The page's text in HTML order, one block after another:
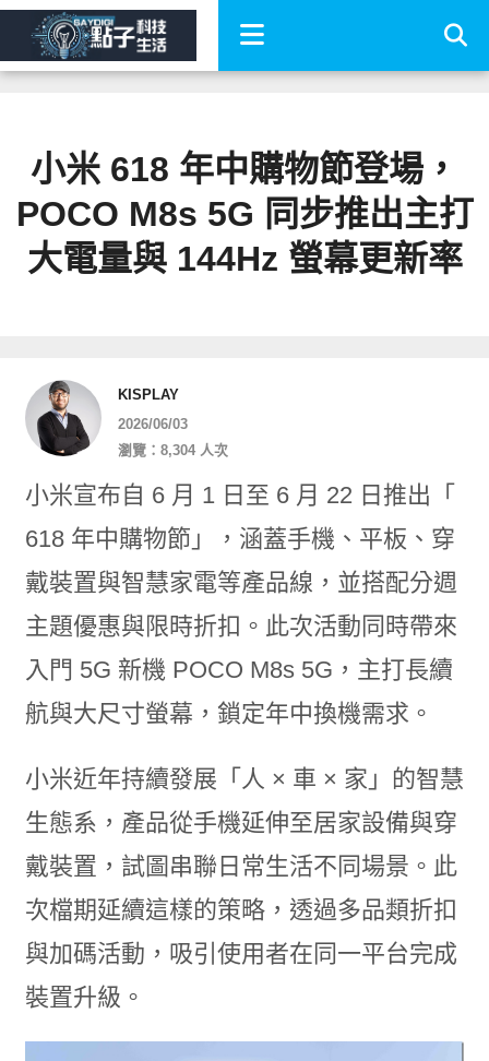
小米 618 年中購物節登場，
POCO M8s 5G 同步推出主打
大電量與 144Hz 螢幕更新率
KISPLAY
2026/06/03
瀏覽：8,304 人次
小米宣布自 6 月 1 日至 6 月 22 日推出「
618 年中購物節」，涵蓋手機、平板、穿
戴裝置與智慧家電等產品線，並搭配分週
主題優惠與限時折扣。此次活動同時帶來
入門 5G 新機 POCO M8s 5G，主打長續
航與大尺寸螢幕，鎖定年中換機需求。
小米近年持續發展「人 × 車 × 家」的智慧
生態系，產品從手機延伸至居家設備與穿
戴裝置，試圖串聯日常生活不同場景。此
次檔期延續這樣的策略，透過多品類折扣
與加碼活動，吸引使用者在同一平台完成
裝置升級。